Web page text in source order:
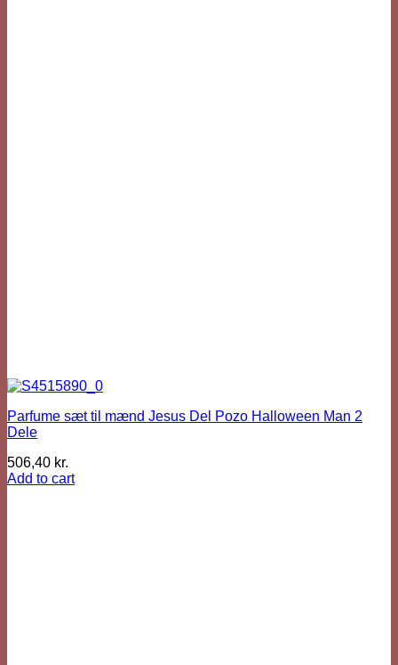
Parfume sæt til mænd Jesus Del Pozo Halloween Man 2
Dele
506,40 kr.
Add to cart